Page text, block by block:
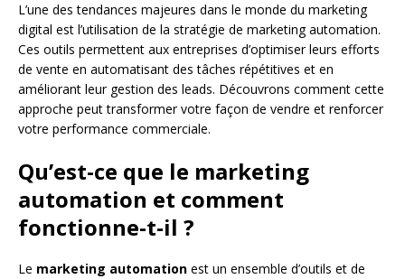
L’une des tendances majeures dans le monde du marketing
digital est l’utilisation de la stratégie de marketing automation.
Ces outils permettent aux entreprises d’optimiser leurs efforts
de vente en automatisant des tâches répétitives et en
améliorant leur gestion des leads. Découvrons comment cette
approche peut transformer votre façon de vendre et renforcer
votre performance commerciale.
Qu’est-ce que le marketing
automation et comment
fonctionne-t-il ?
Le marketing automation est un ensemble d’outils et de